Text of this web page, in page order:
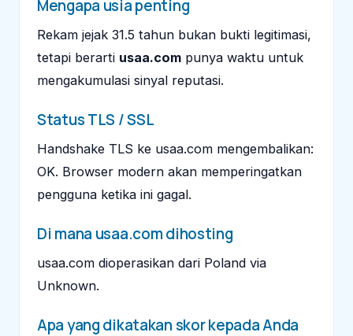
Mengapa usia penting
Rekam jejak 31.5 tahun bukan bukti legitimasi,
tetapi berarti usaa.com punya waktu untuk
mengakumulasi sinyal reputasi.
Status TLS / SSL
Handshake TLS ke usaa.com mengembalikan:
OK. Browser modern akan memperingatkan
pengguna ketika ini gagal.
Di mana usaa.com dihosting
usaa.com dioperasikan dari Poland via
Unknown.
Apa yang dikatakan skor kepada Anda